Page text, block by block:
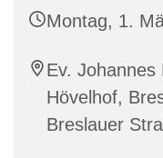
Montag, 1.
Ev. Johannes
Hövelhof,
Breslauer